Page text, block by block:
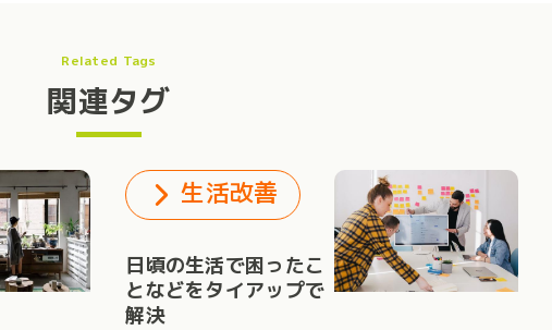
Related Tags
関連タグ
生活改善
日頃の生活で困ったこ
となどをタイアップで
解決